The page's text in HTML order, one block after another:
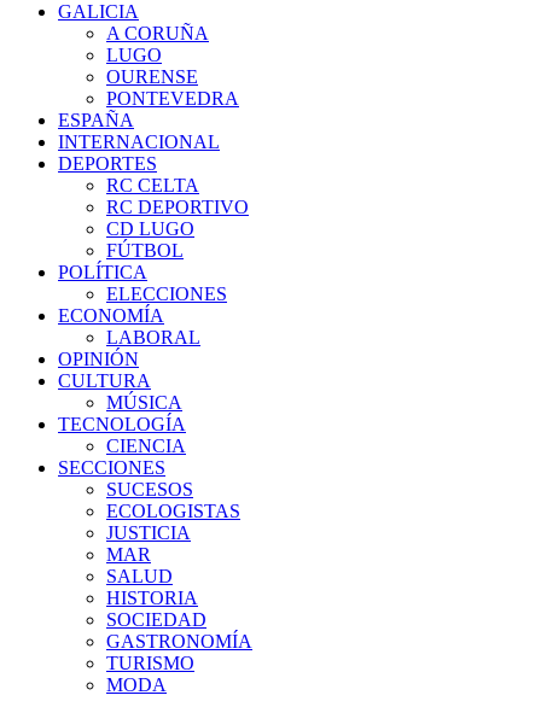
GALICIA
A CORUÑA
LUGO
OURENSE
PONTEVEDRA
ESPAÑA
INTERNACIONAL
DEPORTES
RC CELTA
RC DEPORTIVO
CD LUGO
FÚTBOL
POLÍTICA
ELECCIONES
ECONOMÍA
LABORAL
OPINIÓN
CULTURA
MÚSICA
TECNOLOGÍA
CIENCIA
SECCIONES
SUCESOS
ECOLOGISTAS
JUSTICIA
MAR
SALUD
HISTORIA
SOCIEDAD
GASTRONOMÍA
TURISMO
MODA